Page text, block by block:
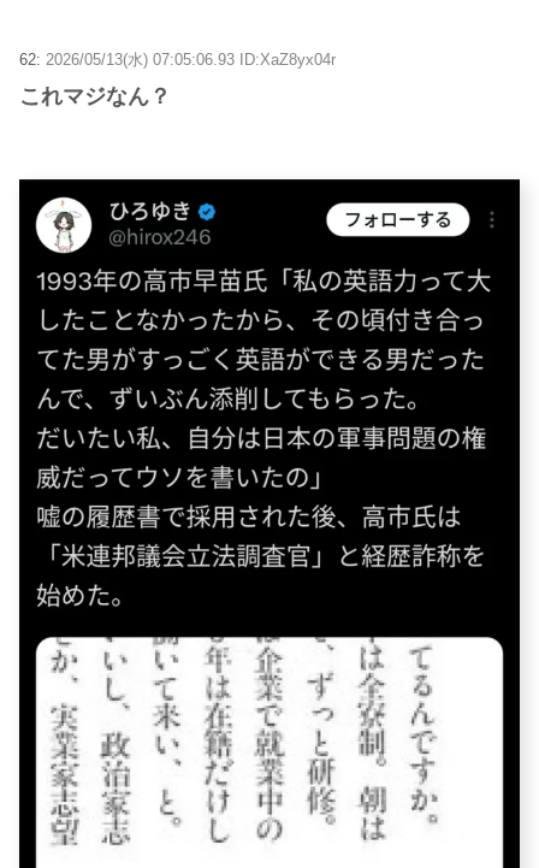
62: 2026/05/13(水) 07:05:06.93 ID:XaZ8yx04r
これマジなん？